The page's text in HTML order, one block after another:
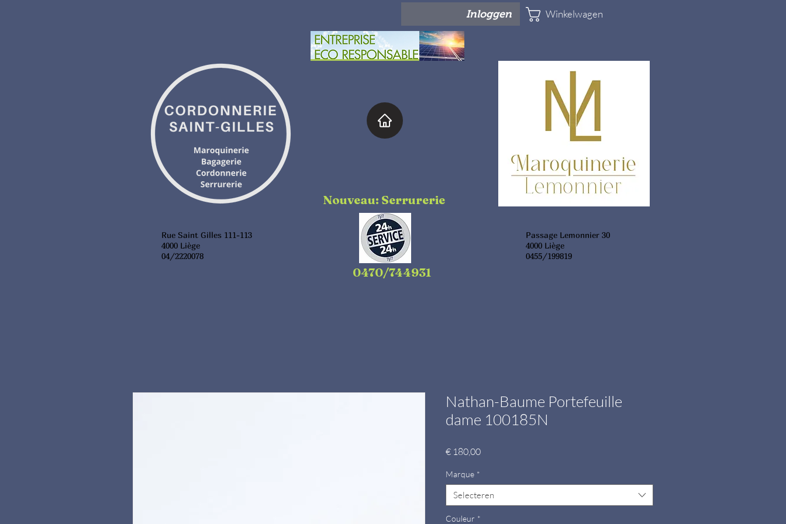
Rue Saint Gilles 111-113
4000 Liège
04/2220078
Inloggen Winkelwagen
Nouveau: Serrurerie
Passage Lemonnier 30
4000 Liège
0455/199819
0470/744931
Nathan-Baume Portefeuille
dame 100185N
€ 180,00Prijs
Marque *
Selecteren
Couleur *